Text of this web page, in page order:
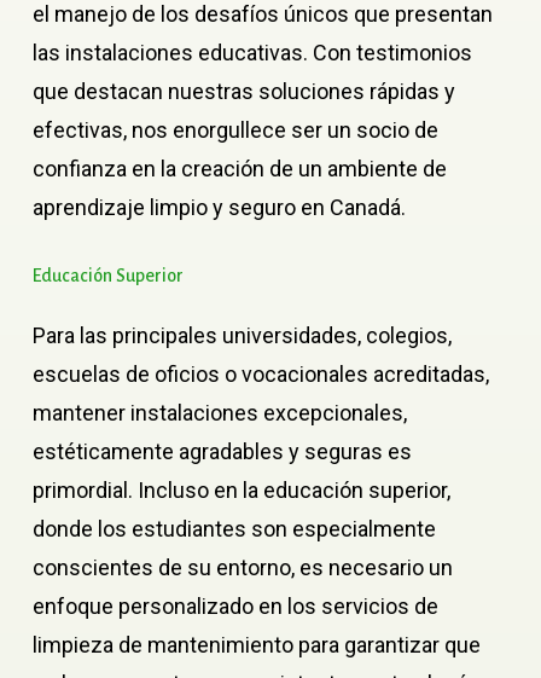
el manejo de los desafíos únicos que presentan
las instalaciones educativas. Con testimonios
que destacan nuestras soluciones rápidas y
efectivas, nos enorgullece ser un socio de
confianza en la creación de un ambiente de
aprendizaje limpio y seguro en Canadá.
Educación Superior
Para las principales universidades, colegios,
escuelas de oficios o vocacionales acreditadas,
mantener instalaciones excepcionales,
estéticamente agradables y seguras es
primordial. Incluso en la educación superior,
donde los estudiantes son especialmente
conscientes de su entorno, es necesario un
enfoque personalizado en los servicios de
limpieza de mantenimiento para garantizar que